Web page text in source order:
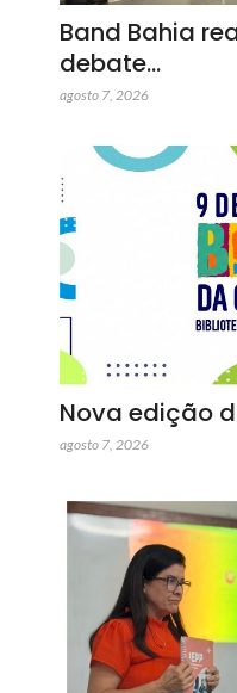
Band Bahia
debate…
agosto 7, 2026
Nova edição
agosto 7, 2026